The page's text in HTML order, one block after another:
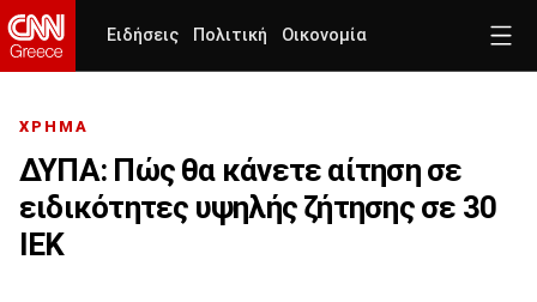
Ειδήσεις Πολιτική Οικονομία
ΧΡΗΜΑ
ΔΥΠΑ: Πώς θα κάνετε αίτηση σε
ειδικότητες υψηλής ζήτησης σε 30
ΙΕΚ